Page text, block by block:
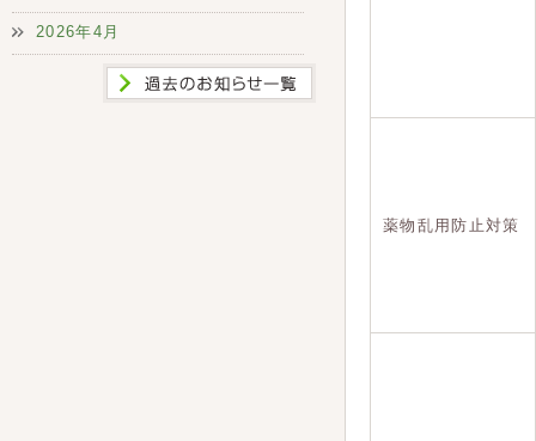
薬物乱用防止対策
2026年4月